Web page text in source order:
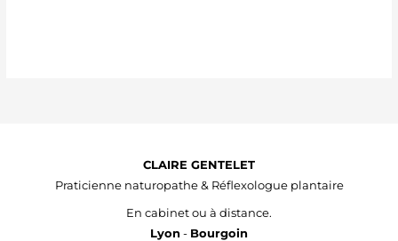
CLAIRE GENTELET
Praticienne naturopathe & Réflexologue plantaire
En cabinet ou à distance.
Lyon - Bourgoin